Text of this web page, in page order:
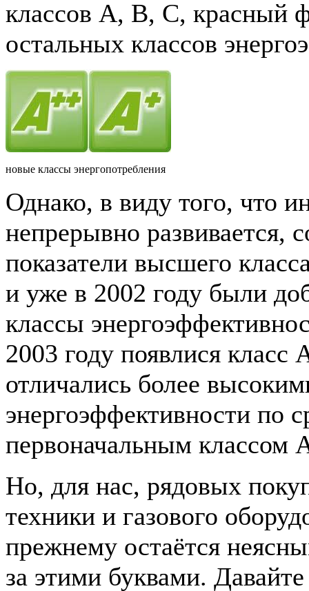
классов А, В, С, красный
остальных классов
новые классы энергопотребления
Однако, в виду того, что
непрерывно развивается,
показатели высшего
и уже в 2002 году были
классы
2003 году появлися класс
отличались более
энергоэффективности по
первоначальным классом
Но, для нас, рядовых
техники и газового
прежнему остаётся
за этими буквами.